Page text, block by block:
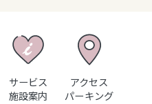
アクセス
パーキング
サービス
施設案内